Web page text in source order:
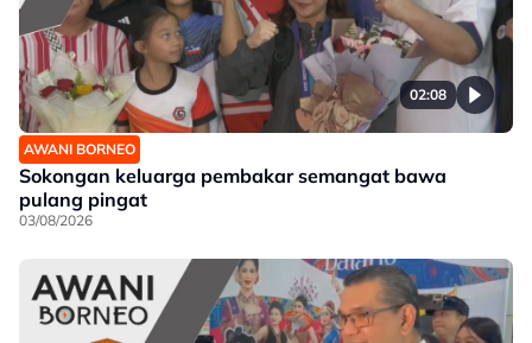
02:08
AWANI BORNEO
Sokongan keluarga pembakar semangat bawa
pulang pingat
03/08/2026